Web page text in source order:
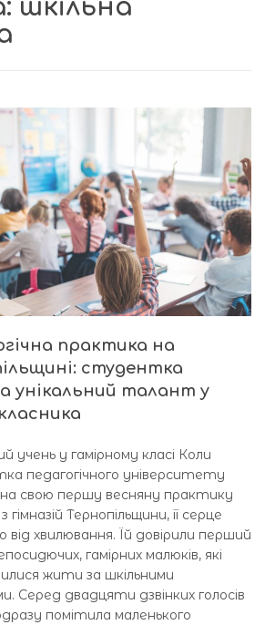
шкільна
практика на
студентка
унікальний талант у
учень у гамірному класі Коли
педагогічного університету
на свою першу весняну практику
гімназій Тернопільщини, її серце
від хвилювання. Їй довірили перший
гамірних малюків, які
жити за шкільними
Серед двадцяти дзвінких голосів
помітила маленького